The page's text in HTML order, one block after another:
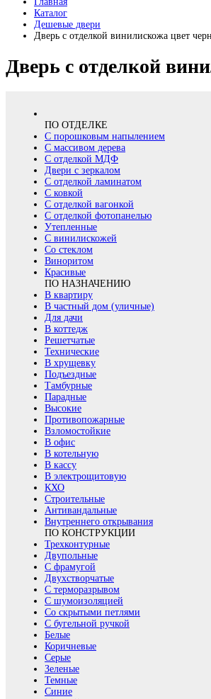
Каталог
Дешевые двери
Дверь с отделкой винилискожа цвет
Дверь с отделкой
ПО ОТДЕЛКЕ
С порошковым напылением
С массивом дерева
С отделкой МДФ
Двери с зеркалом
С отделкой ламинатом
С ковкой
С отделкой вагонкой
С отделкой фотопанелью
Утепленные
С винилискожей
Со стеклом
Виноритом
Красивые
ПО НАЗНАЧЕНИЮ
В квартиру
В частный дом (уличные)
Для дачи
В коттедж
Решетчатые
Технические
В хрущевку
Подъездные
Тамбурные
Парадные
Высокие
Противопожарные
Взломостойкие
В офис
В котельную
В кассу
В электрощитовую
КХО
Строительные
Антивандальные
Внутреннего открывания
ПО КОНСТРУКЦИИ
Трехконтурные
Двупольные
С фрамугой
Двухстворчатые
С терморазрывом
С шумоизоляцией
Со скрытыми петлями
С бугельной ручкой
Белые
Коричневые
Серые
Зеленые
Темные
Синие